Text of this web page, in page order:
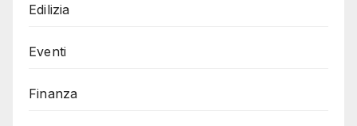
Edilizia
Eventi
Finanza